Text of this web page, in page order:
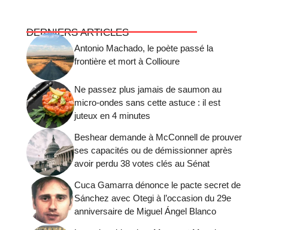
DERNIERS ARTICLES
Antonio Machado, le poète passé la
frontière et mort à Collioure
Ne passez plus jamais de saumon au
micro-ondes sans cette astuce : il est
juteux en 4 minutes
Beshear demande à McConnell de prouver
ses capacités ou de démissionner après
avoir perdu 38 votes clés au Sénat
Cuca Gamarra dénonce le pacte secret de
Sánchez avec Otegi à l’occasion du 29e
anniversaire de Miguel Ángel Blanco